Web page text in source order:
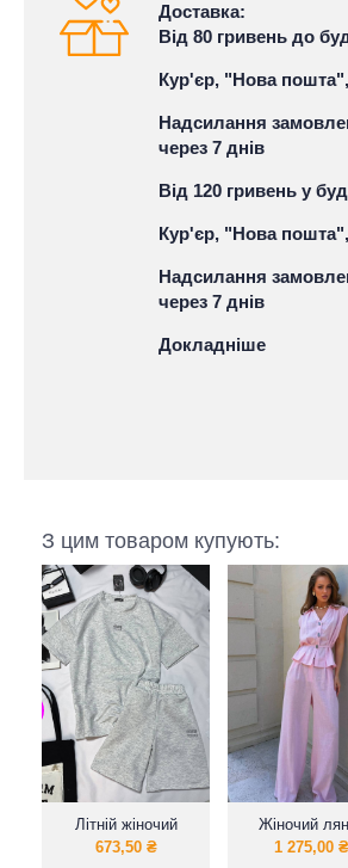
Доставка:
Від 80 гривень до
Кур'єр, "Нова
Надсилання
через 7 днів
Від 120 гривень у
Кур'єр, "Нова
Надсилання
через 7 днів
Докладніше
З цим товаром купують:
Літній жіночий
костюм шорти з
673,50 ₴
Жіночий
костюм
1 275,00₴